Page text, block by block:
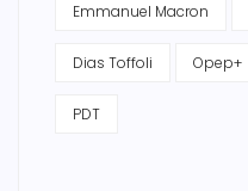
Emmanuel Macron
Dias Toffoli Opep+
PDT